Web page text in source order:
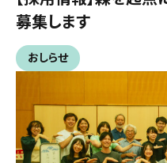
募集します
おしらせ